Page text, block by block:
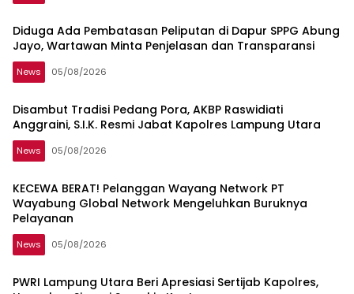
Diduga Ada Pembatasan Peliputan di Dapur SPPG Abung
Jayo, Wartawan Minta Penjelasan dan Transparansi
News 05/08/2026
Disambut Tradisi Pedang Pora, AKBP Raswidiati
Anggraini, S.I.K. Resmi Jabat Kapolres Lampung Utara
News 05/08/2026
KECEWA BERAT! Pelanggan Wayang Network PT
Wayabung Global Network Mengeluhkan Buruknya
Pelayanan
News 05/08/2026
PWRI Lampung Utara Beri Apresiasi Sertijab Kapolres,